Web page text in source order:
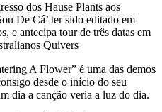
dos Hause Plants aos
De Cá’ ter sido editado em
e antecipa tour de três datas em
Quivers
A Flower” é uma das demos
desde o início do seu
dia a canção veria a luz do dia.